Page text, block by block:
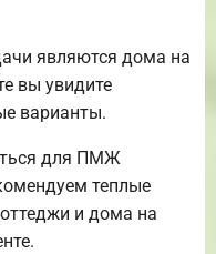
являются дома на
вы увидите
варианты.
для ПМЖ
теплые
и дома на